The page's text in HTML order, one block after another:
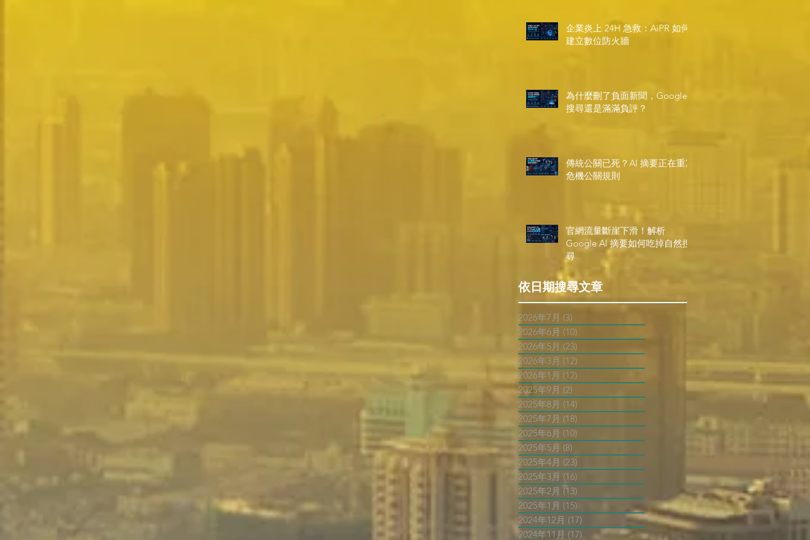
企業炎上 24H 急救：AiPR 如何
建立數位防火牆
為什麼刪了負面新聞，Google
搜尋還是滿滿負評？
傳統公關已死？AI 摘要正在重寫
危機公關規則
官網流量斷崖下滑！解析
Google AI 摘要如何吃掉自然搜
尋
依日期搜尋文章
2026年7月 (3)
2026年6月 (10)
2026年5月 (23)
2026年3月 (12)
2026年1月 (12)
2025年9月 (2)
2025年8月 (14)
2025年7月 (18)
2025年6月 (10)
2025年5月 (8)
2025年4月 (23)
2025年3月 (16)
2025年2月 (13)
2025年1月 (15)
2024年12月 (17)
2024年11月 (17) 17 篇文章